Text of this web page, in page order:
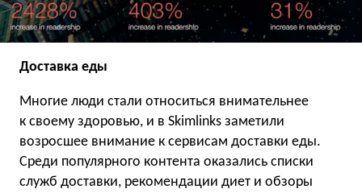
Доставка еды
Многие люди стали относиться внимательнее
к своему здоровью, и в Skimlinks заметили
возросшее внимание к сервисам доставки еды.
Среди популярного контента оказались списки
служб доставки, рекомендации диет и обзоры